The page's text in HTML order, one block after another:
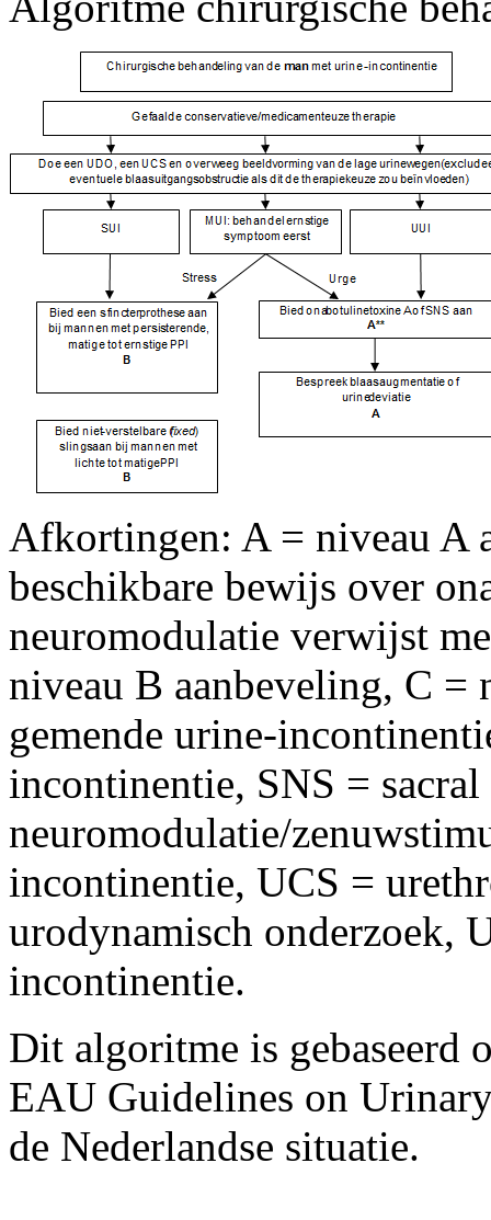
Afkortingen: A = niveau A
beschikbare bewijs over
neuromodulatie verwijst
niveau B aanbeveling, C
gemende urine-
incontinentie, SNS =
neuromodulatie/
incontinentie, UCS =
urodynamisch onderzoek,
incontinentie.
Dit algoritme is gebaseerd
EAU Guidelines on
de Nederlandse situatie.